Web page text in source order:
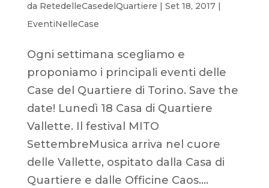
da RetedelleCasedelQuartiere | Set 18, 2017|
EventiNelleCase
Ogni settimana scegliamo e
proponiamo i principali eventi delle
Case del Quartiere di Torino. Save the
date! Lunedì 18 Casa di Quartiere
Vallette. Il festival MITO
SettembreMusica arriva nel cuore
delle Vallette, ospitato dalla Casa di
Quartiere e dalle Officine Caos....